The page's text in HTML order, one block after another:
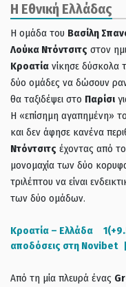
Η Εθνική Ελλάδας
Η ομάδα του Βασίλη
Λούκα Ντόντσιτς στον
Κροατία νίκησε δύσκολα
δύο ομάδες να δώσουν
θα ταξιδέψει στο Παρίσι
Η «επίσημη αγαπημένη»
και δεν άφησε κανένα
Ντόντσιτς έχοντας από
μονομαχία των δύο
τριλέπτου να είναι
των δύο ομάδων.
Κροατία – Ελλάδα
αποδόσεις στη Novibet
Από τη μία πλευρά ένας